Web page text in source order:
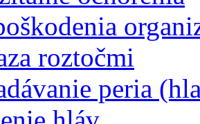
roztočmi
peria